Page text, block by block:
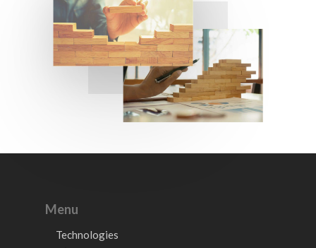
Menu
Technologies